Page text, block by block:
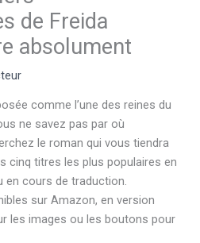
de Freida
absolument
comme l’une des reines du
ne savez pas par où
le roman qui vous tiendra
cinq titres les plus populaires en
en cours de traduction.
sur Amazon, en version
les images ou les boutons pour